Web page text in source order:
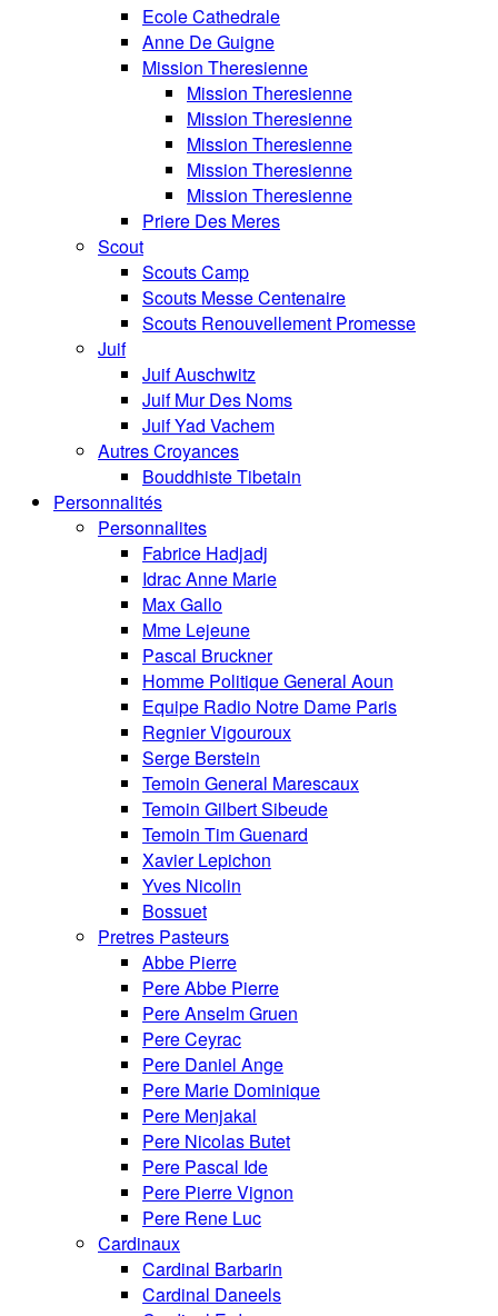
Ecole Cathedrale
Anne De Guigne
Mission Theresienne
Mission Theresienne
Mission Theresienne
Mission Theresienne
Mission Theresienne
Mission Theresienne
Priere Des Meres
Scout
Scouts Camp
Scouts Messe Centenaire
Scouts Renouvellement Promesse
Juif
Juif Auschwitz
Juif Mur Des Noms
Juif Yad Vachem
Autres Croyances
Bouddhiste Tibetain
Personnalités
Personnalites
Fabrice Hadjadj
Idrac Anne Marie
Max Gallo
Mme Lejeune
Pascal Bruckner
Homme Politique General Aoun
Equipe Radio Notre Dame Paris
Regnier Vigouroux
Serge Berstein
Temoin General Marescaux
Temoin Gilbert Sibeude
Temoin Tim Guenard
Xavier Lepichon
Yves Nicolin
Bossuet
Pretres Pasteurs
Abbe Pierre
Pere Abbe Pierre
Pere Anselm Gruen
Pere Ceyrac
Pere Daniel Ange
Pere Marie Dominique
Pere Menjakal
Pere Nicolas Butet
Pere Pascal Ide
Pere Pierre Vignon
Pere Rene Luc
Cardinaux
Cardinal Barbarin
Cardinal Daneels